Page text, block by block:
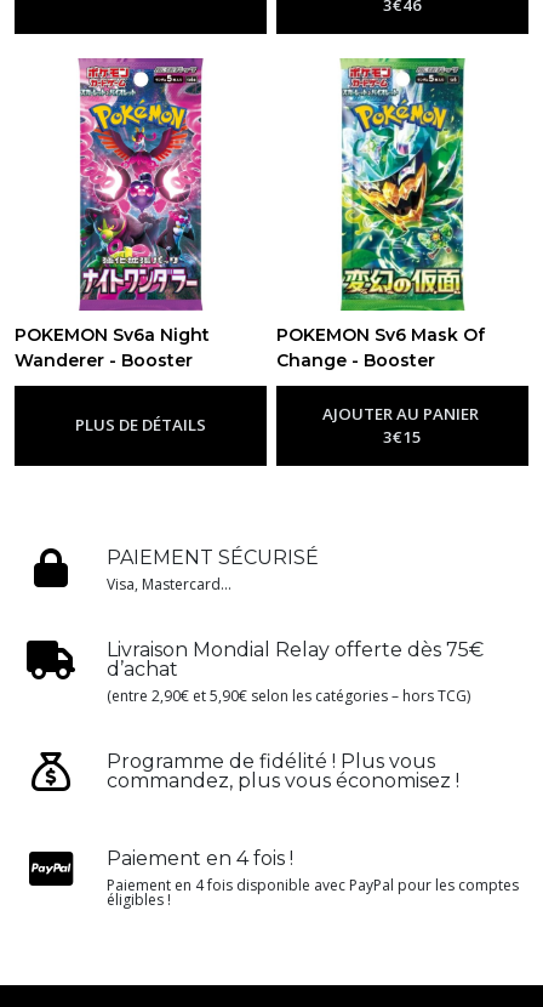
3€46
POKEMON Sv6a Night
Wanderer - Booster
JAPONAIS-Japonais
PLUS DE DÉTAILS
POKEMON Sv6 Mask Of
Change - Booster
JAPONAIS-Japonais
AJOUTER AU PANIER
3€15
PAIEMENT SÉCURISÉ
Visa, Mastercard...
Livraison Mondial Relay offerte dès 75€
d’achat
(entre 2,90€ et 5,90€ selon les catégories – hors TCG)
Programme de fidélité ! Plus vous
commandez, plus vous économisez !
Paiement en 4 fois !
Paiement en 4 fois disponible avec PayPal pour les comptes
éligibles !